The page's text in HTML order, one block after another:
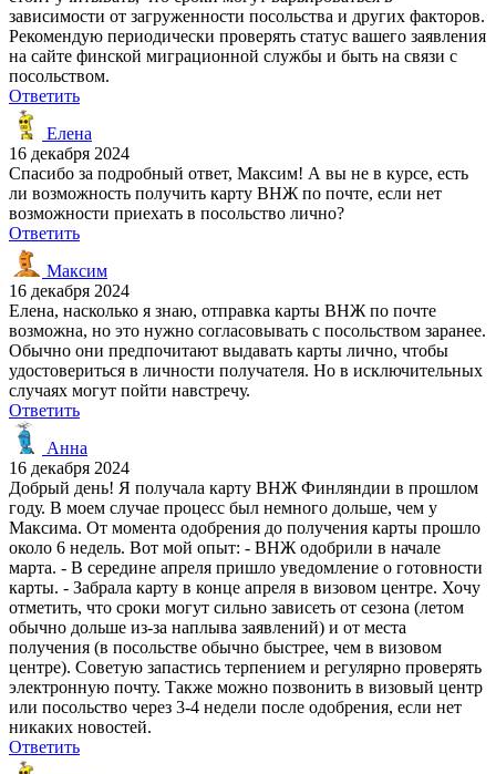
зависимости от загруженности посольства и других факторов.
Рекомендую периодически проверять статус вашего заявления
на сайте финской миграционной службы и быть на связи с
посольством.
Ответить
Елена
16 декабря 2024
Спасибо за подробный ответ, Максим! А вы не в курсе, есть
ли возможность получить карту ВНЖ по почте, если нет
возможности приехать в посольство лично?
Ответить
Максим
16 декабря 2024
Елена, насколько я знаю, отправка карты ВНЖ по почте
возможна, но это нужно согласовывать с посольством заранее.
Обычно они предпочитают выдавать карты лично, чтобы
удостовериться в личности получателя. Но в исключительных
случаях могут пойти навстречу.
Ответить
Анна
16 декабря 2024
Добрый день! Я получала карту ВНЖ Финляндии в прошлом
году. В моем случае процесс был немного дольше, чем у
Максима. От момента одобрения до получения карты прошло
около 6 недель. Вот мой опыт: - ВНЖ одобрили в начале
марта. - В середине апреля пришло уведомление о готовности
карты. - Забрала карту в конце апреля в визовом центре. Хочу
отметить, что сроки могут сильно зависеть от сезона (летом
обычно дольше из-за наплыва заявлений) и от места
получения (в посольстве обычно быстрее, чем в визовом
центре). Советую запастись терпением и регулярно проверять
электронную почту. Также можно позвонить в визовый центр
или посольство через 3-4 недели после одобрения, если нет
никаких новостей.
Ответить